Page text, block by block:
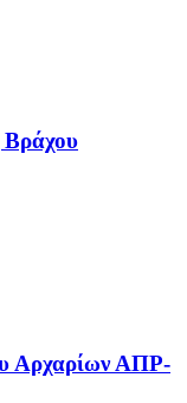
Βράχου
Αρχαρίων ΑΠΡ-